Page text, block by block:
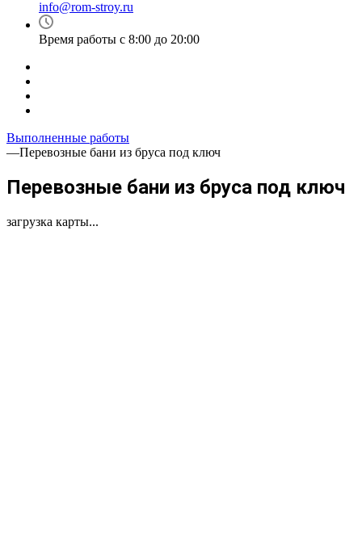
info@rom-stroy.ru
Время работы с 8:00 до 20:00
Выполненные работы
—Перевозные бани из бруса под ключ
Перевозные бани из бруса под ключ
загрузка карты...